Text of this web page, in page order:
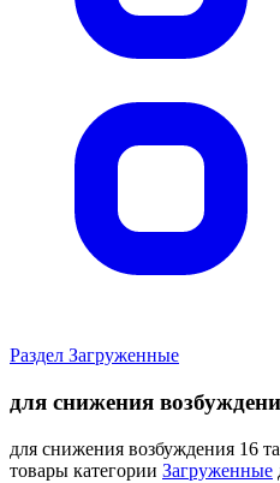
Раздел Загруженные
для снижения
для снижения возбуждения 16
товары категории Загруженные